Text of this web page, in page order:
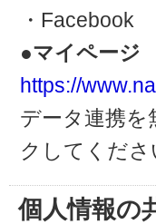
・Facebook
●マイページ
https://
データ連携を
クしてくださ
個人情報の